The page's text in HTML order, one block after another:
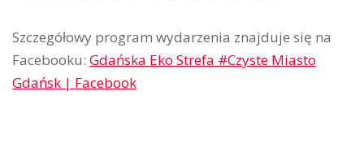
Szczegółowy program wydarzenia znajduje się na
Facebooku: Gdańska Eko Strefa #Czyste Miasto
Gdańsk | Facebook